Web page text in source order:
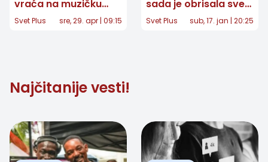
vraća na muzičku
scenu?
Svet Plus sre, 29. apr | 09:15
sada je obrisala sve
slike sa verenikom -
Svet Plus sub, 17. jan | 20:25
Najčitanije vesti!